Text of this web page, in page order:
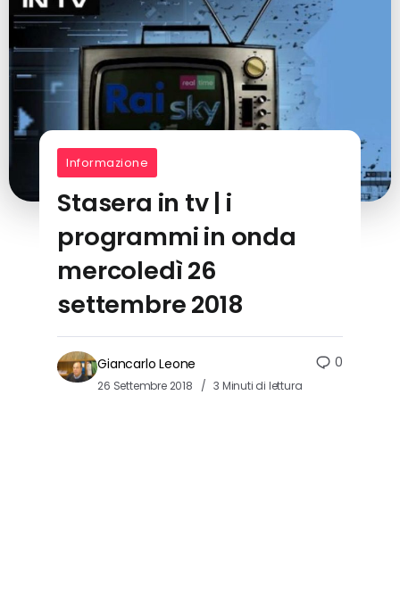
Informazione
Stasera in tv | i
programmi in onda
mercoledì 26
settembre 2018
Giancarlo Leone
26 Settembre 2018 3 Minuti di lettura
0